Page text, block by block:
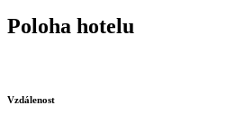
Poloha hotelu
Vzdálenost